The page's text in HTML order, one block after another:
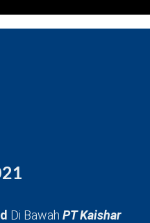
Di Bawah PT Kaishar